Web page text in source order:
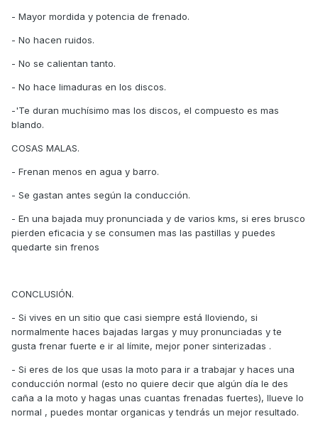
- Mayor mordida y potencia de frenado.
- No hacen ruidos.
- No se calientan tanto.
- No hace limaduras en los discos.
-'Te duran muchísimo mas los discos, el compuesto es mas
blando.
COSAS MALAS.
- Frenan menos en agua y barro.
- Se gastan antes según la conducción.
- En una bajada muy pronunciada y de varios kms, si eres brusco
pierden eficacia y se consumen mas las pastillas y puedes
quedarte sin frenos
CONCLUSIÓN.
- Si vives en un sitio que casi siempre está lloviendo, si
normalmente haces bajadas largas y muy pronunciadas y te
gusta frenar fuerte e ir al límite, mejor poner sinterizadas .
- Si eres de los que usas la moto para ir a trabajar y haces una
conducción normal (esto no quiere decir que algún día le des
caña a la moto y hagas unas cuantas frenadas fuertes), llueve lo
normal , puedes montar organicas y tendrás un mejor resultado.